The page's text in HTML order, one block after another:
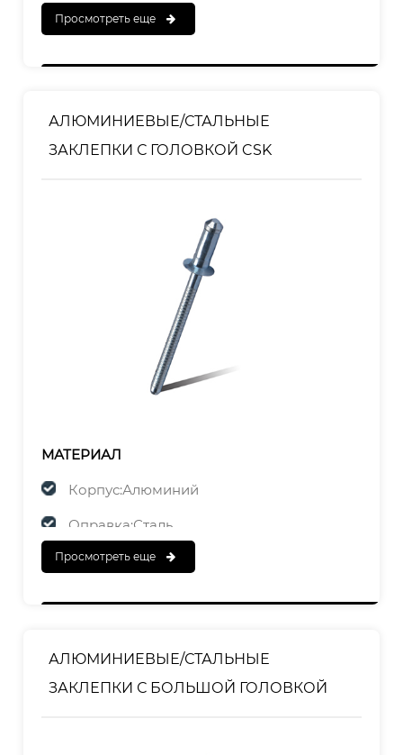
ЗАКАНЧИВАТЬ
Просмотреть еще
АЛЮМИНИЕВЫЕ/СТАЛЬНЫЕ
ЗАКЛЕПКИ С ГОЛОВКОЙ CSK
МАТЕРИАЛ
Корпус:Алюминий
Оправка:Сталь
ЗАКАНЧИВАТЬ
Просмотреть еще
АЛЮМИНИЕВЫЕ/СТАЛЬНЫЕ
ЗАКЛЕПКИ С БОЛЬШОЙ ГОЛОВКОЙ